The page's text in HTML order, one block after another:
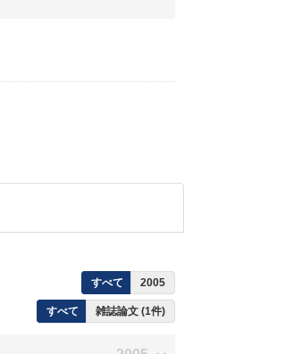
すべて 2005
すべて 雑誌論文 (1件)